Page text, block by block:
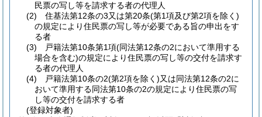
民票の写し等を請求する者の代理人
(2)
住基法第12条の3又は第20条(第1項及び第2項を除く)
の規定により住民票の写し等が必要である旨の申出をす
る者
(3)
戸籍法第10条第1項(同法第12条の2において準用する
場合を含む)の規定により住民票の写し等の交付を請求す
る者の代理人
(4)
戸籍法第10条の2(第2項を除く)又は同法第12条の2に
おいて準用する同法第10条の2の規定により住民票の写
し等の交付を請求する者
(登録対象者)